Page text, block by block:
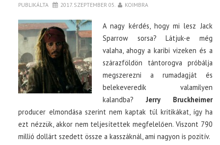
PUBLIKÁLTA 2017. SZEPTEMBER 05. KOIMBRA
A nagy kérdés, hogy mi lesz Jack
Sparrow sorsa? Látjuk-e még
valaha, ahogy a karibi vizeken és a
szárazföldön tántorogva próbálja
megszerezni a rumadagját és
belekeveredik valamilyen
kalandba?Jerry Bruckheimer
producer elmondása szerint nem kaptak túl kritikákat, így ha
ezt nézzük, akkor nem teljesítettek megfelelően. Viszont 790
millió dollárt szedett össze a kasszáknál, ami nagyon is pozitív.